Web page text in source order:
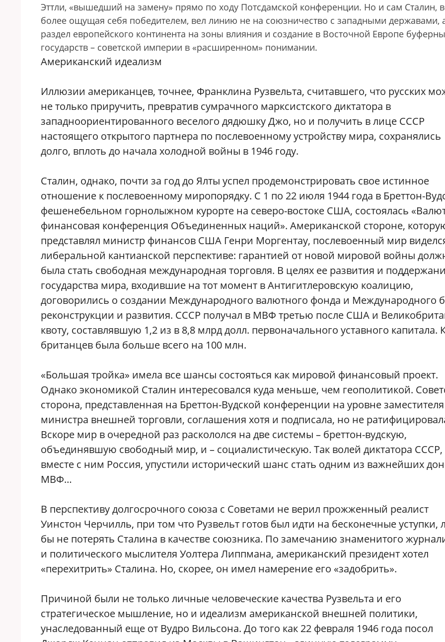
Эттли, «вышедший на замену» прямо по ходу Потсдамской конференции. Но и сам Сталин,
более ощущая себя победителем, вел линию не на союзничество с западными державами,
раздел европейского континента на зоны влияния и создание в Восточной Европе
государств – советской империи в «расширенном» понимании.
Американский идеализм
Иллюзии американцев, точнее, Франклина Рузвельта, считавшего, что русских
не только приручить, превратив сумрачного марксистского диктатора в
западноориентированного веселого дядюшку Джо, но и получить в лице СССР
настоящего открытого партнера по послевоенному устройству мира, сохранялись
долго, вплоть до начала холодной войны в 1946 году.
Сталин, однако, почти за год до Ялты успел продемонстрировать свое истинное
отношение к послевоенному миропорядку. С 1 по 22 июля 1944 года в Бреттон-
фешенебельном горнолыжном курорте на северо-востоке США, состоялась
финансовая конференция Объединенных наций». Американской стороне,
представлял министр финансов США Генри Моргентау, послевоенный мир
либеральной кантианской перспективе: гарантией от новой мировой войны
была стать свободная международная торговля. В целях ее развития и
государства мира, входившие на тот момент в Антигитлеровскую коалицию,
договорились о создании Международного валютного фонда и Международного
реконструкции и развития. СССР получал в МВФ третью после США и
квоту, составлявшую 1,2 из в 8,8 млрд долл. первоначального уставного капитала.
британцев была больше всего на 100 млн.
«Большая тройка» имела все шансы состояться как мировой финансовый проект.
Однако экономикой Сталин интересовался куда меньше, чем геополитикой.
сторона, представленная на Бреттон-Вудской конференции на уровне заместителя
министра внешней торговли, соглашения хотя и подписала, но не
Вскоре мир в очередной раз раскололся на две системы – бреттон-вудскую,
объединявшую свободный мир, и – социалистическую. Так волей диктатора СССР,
вместе с ним Россия, упустили исторический шанс стать одним из важнейших
МВФ…
В перспективу долгосрочного союза с Советами не верил прожженный реалист
Уинстон Черчилль, при том что Рузвельт готов был идти на бесконечные уступки,
бы не потерять Сталина в качестве союзника. По замечанию знаменитого
и политического мыслителя Уолтера Липпмана, американский президент хотел
«перехитрить» Сталина. Но, скорее, он имел намерение его «задобрить».
Причиной были не только личные человеческие качества Рузвельта и его
стратегическое мышление, но и идеализм американской внешней политики,
унаследованный еще от Вудро Вильсона. До того как 22 февраля 1946 года посол